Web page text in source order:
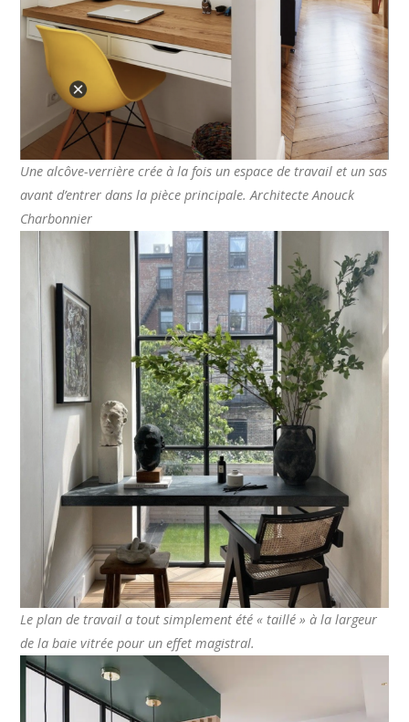
Une alcôve-verrière crée à la fois un espace de travail et un sas
avant d’entrer dans la pièce principale. Architecte Anouck
Charbonnier
Le plan de travail a tout simplement été « taillé » à la largeur
de la baie vitrée pour un effet magistral.